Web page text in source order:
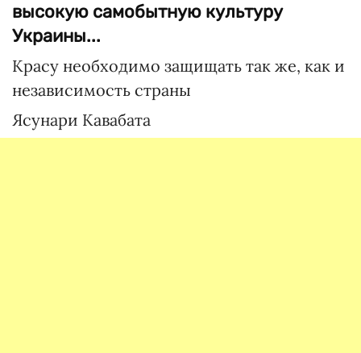
высокую самобытную культуру
Украины...
Красу необходимо защищать так же, как и
независимость страны
Ясунари Кавабата